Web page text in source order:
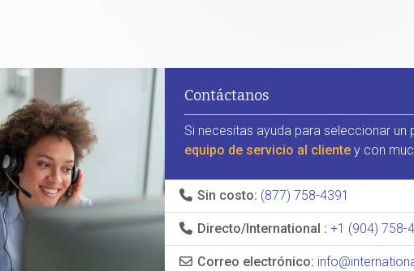
Contáctanos
Si necesitas ayuda para seleccionar un
equipo de servicio al cliente y con
Sin costo: (877) 758-4391
Directo/International : +1 (904) 758-
Correo electrónico: